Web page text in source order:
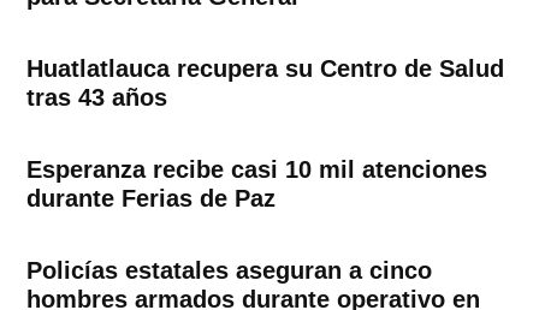
Huatlatlauca recupera su Centro de Salud
tras 43 años
Esperanza recibe casi 10 mil atenciones
durante Ferias de Paz
Policías estatales aseguran a cinco
hombres armados durante operativo en